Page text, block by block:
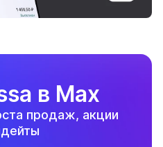
в Max
продаж, акции